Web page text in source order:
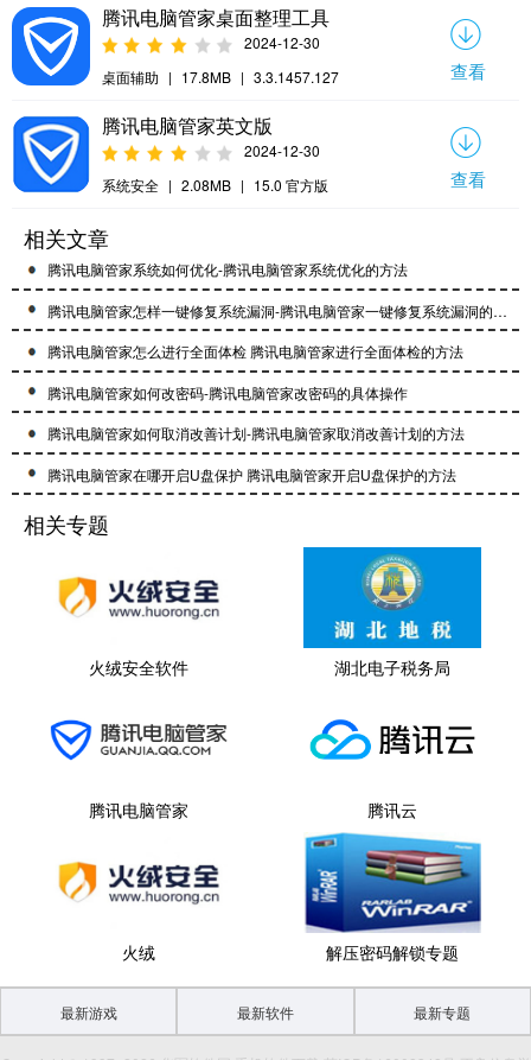
腾讯电脑管家桌面整理工具
2024-12-30
桌面辅助 | 17.8MB | 3.3.1457.127 查看
腾讯电脑管家英文版
2024-12-30
系统安全 | 2.08MB | 15.0 官方版 查看
相关文章
腾讯电脑管家系统如何优化-腾讯电脑管家系统优化的方法
腾讯电脑管家怎样一键修复系统漏洞-腾讯电脑管家一键修复系统漏洞的方法
腾讯电脑管家怎么进行全面体检 腾讯电脑管家进行全面体检的方法
腾讯电脑管家如何改密码-腾讯电脑管家改密码的具体操作
腾讯电脑管家如何取消改善计划-腾讯电脑管家取消改善计划的方法
腾讯电脑管家在哪开启U盘保护 腾讯电脑管家开启U盘保护的方法
相关专题
火绒安全软件 湖北电子税务局
腾讯电脑管家 腾讯云
火绒 解压密码解锁专题
最新游戏 最新软件 最新专题